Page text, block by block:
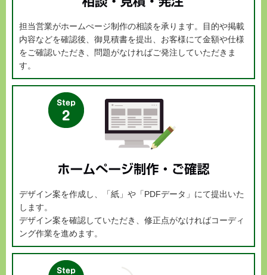
担当営業がホームぺージ制作の相談を承ります。目的や掲載
内容などを確認後、御見積書を提出、お客様にて金額や仕様
をご確認いただき、問題がなければご発注していただきま
す。
デザイン案を作成し、「紙」や「PDFデータ」にて提出いた
します。
デザイン案を確認していただき、修正点がなければコーディ
ング作業を進めます。